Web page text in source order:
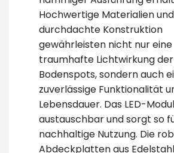
Hochwertige Materialien
durchdachte Konstruktion
gewährleisten nicht nur eine
traumhafte Lichtwirkung der
Bodenspots, sondern auch
zuverlässige Funktionalität
Lebensdauer. Das LED-
austauschbar und sorgt so
nachhaltige Nutzung. Die
Abdeckplatten aus